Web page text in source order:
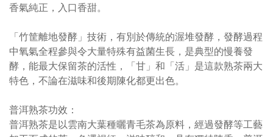
香氣純正，入口香甜。
「竹筐離地發酵」技術，有別於傳統的渥堆發酵，發酵過程
中氧氣全程參與令大量特殊有益菌生長，是典型的慢養發
酵，能最大保留茶的活性，「甘」和「活」是這款熟茶兩大
特色，不論在滋味和後期陳化都更出色。
普洱熟茶功效：
普洱熟茶是以雲南大葉種曬青毛茶為原料，經過發酵等工藝